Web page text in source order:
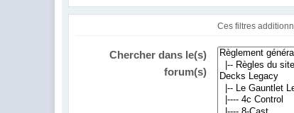
Chercher dans le(s)
forum(s)